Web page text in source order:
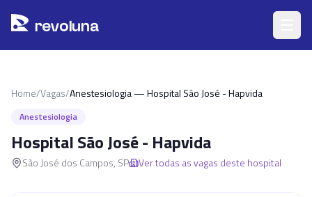
revoluna
Home/Vagas/Anestesiologia — Hospital São José - Hapvida
Anestesiologia
Hospital São José - Hapvida
São José dos Campos, SP Ver todas as vagas deste hospital